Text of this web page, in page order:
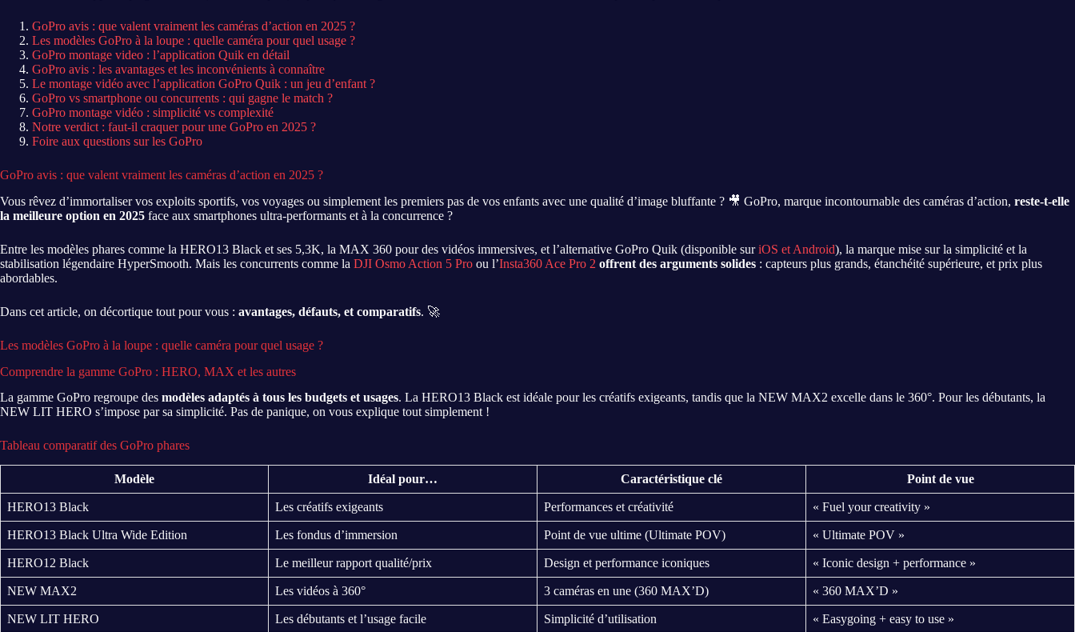
GoPro avis : que valent vraiment les caméras d’action en 2025 ?
Les modèles GoPro à la loupe : quelle caméra pour quel usage ?
GoPro montage video : l’application Quik en détail
GoPro avis : les avantages et les inconvénients à connaître
Le montage vidéo avec l’application GoPro Quik : un jeu d’enfant ?
GoPro vs smartphone ou concurrents : qui gagne le match ?
GoPro montage vidéo : simplicité vs complexité
Notre verdict : faut-il craquer pour une GoPro en 2025 ?
Foire aux questions sur les GoPro
GoPro avis : que valent vraiment les caméras d’action en 2025 ?
Vous rêvez d’immortaliser vos exploits sportifs, vos voyages ou simplement les premiers pas de vos enfants avec une qualité d’image bluffante ? 🎥 GoPro, marque incontournable des caméras d’action, reste-t-elle
la meilleure option en 2025 face aux smartphones ultra-performants et à la concurrence ?
Entre les modèles phares comme la HERO13 Black et ses 5,3K, la MAX 360 pour des vidéos immersives, et l’alternative GoPro Quik (disponible suriOS et Android), la marque mise sur la simplicité et la
stabilisation légendaire HyperSmooth. Mais les concurrents comme la DJI Osmo Action 5 Pro ou l’Insta360 Ace Pro 2 offrent des arguments solides : capteurs plus grands, étanchéité supérieure, et prix plus
abordables.
Dans cet article, on décortique tout pour vous : avantages, défauts, et comparatifs. 🚀
Les modèles GoPro à la loupe : quelle caméra pour quel usage ?
Comprendre la gamme GoPro : HERO, MAX et les autres
La gamme GoPro regroupe des modèles adaptés à tous les budgets et usages. La HERO13 Black est idéale pour les créatifs exigeants, tandis que la NEW MAX2 excelle dans le 360°. Pour les débutants, la
NEW LIT HERO s’impose par sa simplicité. Pas de panique, on vous explique tout simplement !
Tableau comparatif des GoPro phares
Modèle Idéal pour… Caractéristique clé Point de vue
HERO13 Black Les créatifs exigeants Performances et créativité « Fuel your creativity »
HERO13 Black Ultra Wide Edition Les fondus d’immersion Point de vue ultime (Ultimate POV) « Ultimate POV »
HERO12 Black Le meilleur rapport qualité/prix Design et performance iconiques « Iconic design + performance »
NEW MAX2 Les vidéos à 360° 3 caméras en une (360 MAX’D) « 360 MAX’D »
NEW LIT HERO Les débutants et l’usage facile Simplicité d’utilisation
« Easygoing + easy to use »